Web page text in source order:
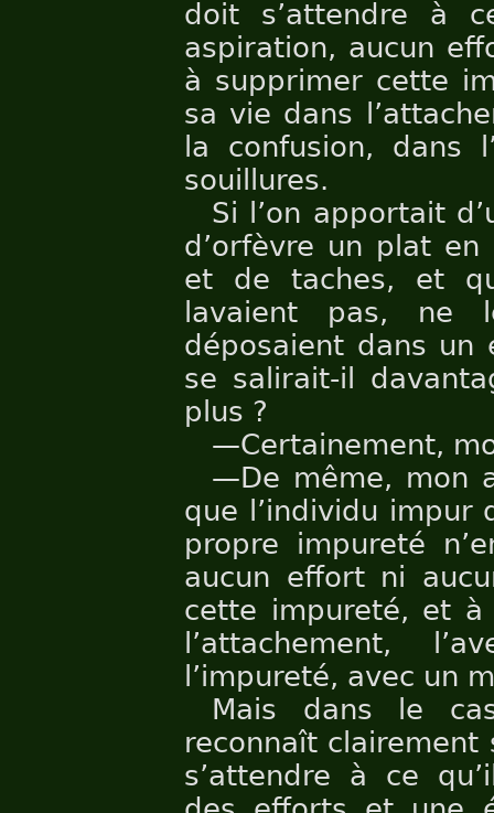
doit s’attendre à
aspiration, aucun
à supprimer cette
sa vie dans
la confusion, dans
souillures.
Si l’on apportait
d’orfèvre un plat
et de taches, et
lavaient pas, ne
déposaient dans un
se salirait-il
plus ?
—Certainement,
—De même, mon
que l’individu impur
propre impureté
aucun effort ni
cette impureté, et à
l’attachement,
l’impureté, avec un
Mais dans le
reconnaît
s’attendre à ce